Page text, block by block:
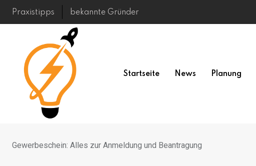
Skip
Praxistipps bekannte Gründer
Startseite News Planung
Gewerbeschein: Alles zur Anmeldung und Beantragung